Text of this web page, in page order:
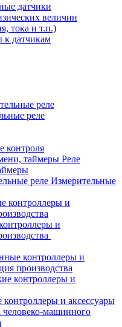
датчики
величин
тока и т.п.)
к датчикам
реле
контроля
Реле
Измерительные
и
контроллеры и
производства
контроллеры и аксессуары